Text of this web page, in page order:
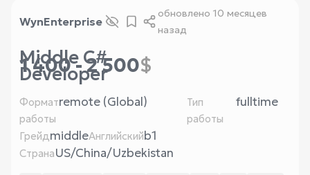
WynEnterprise
обновлено 10 месяцев
назад
Middle C#
Developer
1 400 - 2 500$
Формат
работы
remote (Global)
Тип
работы
fulltime
ГрейдmiddleАнглийскийb1
СтранаUS/China/Uzbekistan